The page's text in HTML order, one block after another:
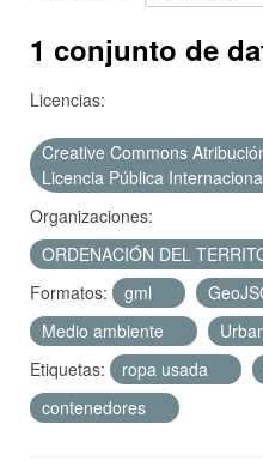
Acerca de
1 conjunto de
Licencias:
Creative Commons
Licencia Pública
Organizaciones:
ORDENACIÓN DEL
Formatos:
gml
Medio ambiente
Etiquetas:
ropa usada
contenedores